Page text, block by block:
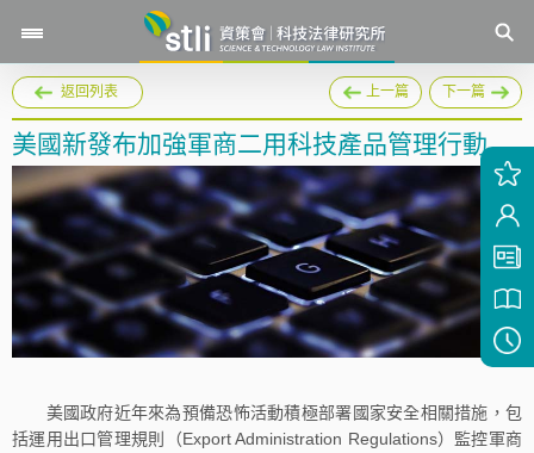
返回列表 上一篇 下一篇
美國新發布加強軍商二用科技產品管理行動
美國政府近年來為預備恐怖活動積極部署國家安全相關措施，包
括運用出口管理規則（Export Administration Regulations）監控軍商